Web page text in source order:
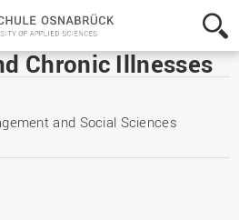
Hochschule
Osnabrück
-
University
Sciences
Chronic Illnesses
and Social Sciences